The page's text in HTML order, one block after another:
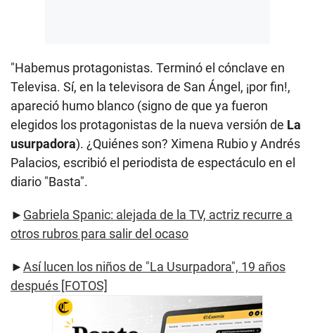
"Habemus protagonistas. Terminó el cónclave en
Televisa. Sí, en la televisora de San Ángel, ¡por fin!,
apareció humo blanco (signo de que ya fueron
elegidos los protagonistas de la nueva versión de La
usurpadora). ¿Quiénes son? Ximena Rubio y Andrés
Palacios, escribió el periodista de espectáculo en el
diario "Basta".
► Gabriela Spanic: alejada de la TV, actriz recurre a
otros rubros para salir del ocaso
►Así lucen los niños de "La Usurpadora", 19 años
después [FOTOS]